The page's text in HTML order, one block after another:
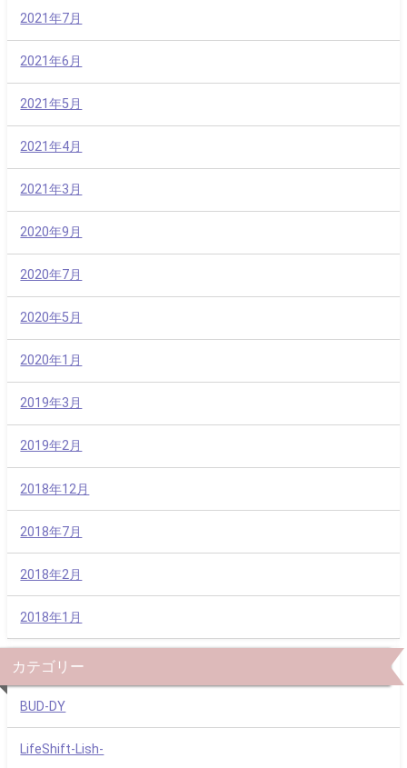
2021年7月
2021年6月
2021年5月
2021年4月
2021年3月
2020年9月
2020年7月
2020年5月
2020年1月
2019年3月
2019年2月
2018年12月
2018年7月
2018年2月
2018年1月
カテゴリー
BUD-DY
LifeShift-Lish-